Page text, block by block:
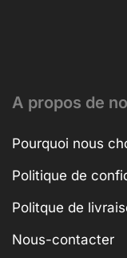
A propos de
Pourquoi nous
Politique de
Politque de
Nous-contacter